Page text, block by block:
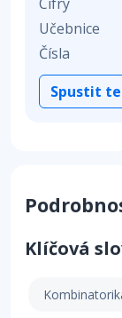
Učebnice
Čísla
Spustit
Klíčová